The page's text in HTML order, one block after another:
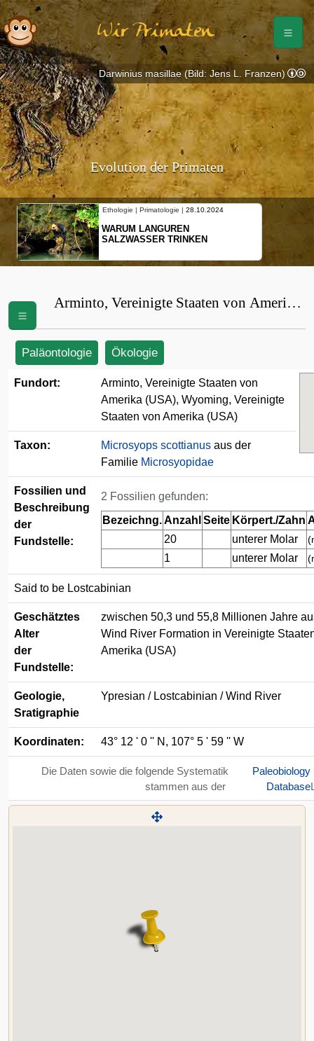
Wir Primaten
Evolution der Primaten
Ethologie | Primatologie | 28.10.2024
WARUM LANGUREN
SALZWASSER TRINKEN
Darwinius masillae (Bild: Jens L. Franzen)
Arminto, Vereinigte Staaten von Amerika
Paläontologie Ökologie
Fundort:
Arminto, Vereinigte Staaten von
Amerika (USA), Wyoming, Vereinigte
Staaten von Amerika (USA)
Taxon: Microsyops scottianus aus der
Familie Microsyopidae
Fossilien und
Beschreibung
der
Fundstelle:
2 Fossilien gefunden:
Bezeichng.Anzahl Seite Körpert./Zahn
20
unterer Molar
1 unterer Molar
Said to be Lostcabinian
Geschätztes
Alter
der
Fundstelle:
zwischen 50,3 und 55,8 Millionen Jahre
Wind River Formation in Vereinigte
Amerika (USA)
Geologie,
Sratigraphie
Ypresian / Lostcabinian / Wind River
Koordinaten: 43° 12 ' 0 '' N, 107° 5 ' 59 '' W
Die Daten sowie die folgende Systematik
stammen aus der
Paleobiology
Database